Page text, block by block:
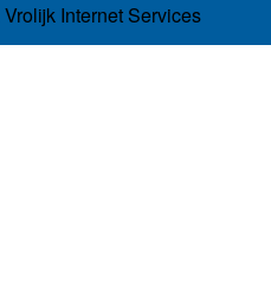
Vrolijk Internet Services